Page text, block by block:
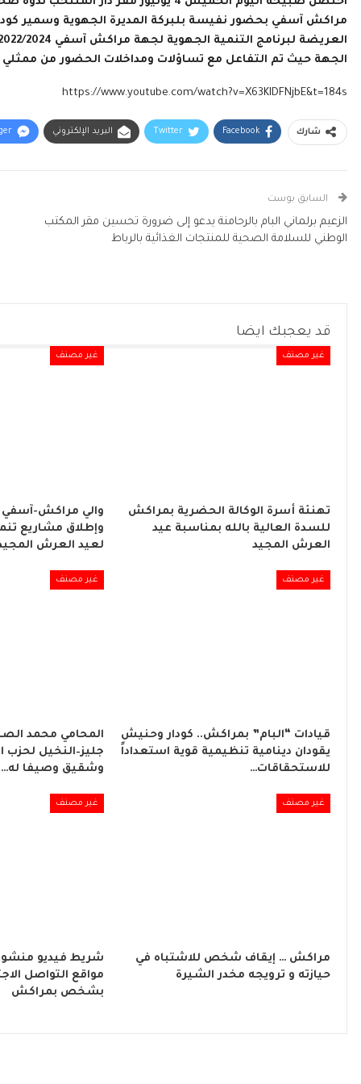
مراكش آسفي بحضور نفيسة بلبركة المديرة الجهوية وسمير
الجهة حيث تم التفاعل مع تساؤلات ومداخلات الحضور من
https://www.youtube.com/watch?v=X63KIDFNjbE&t=184s
شارك Facebook
Twitter البريد الإلكتروني
السابق بوست
الزعيم برلماني البام بالرحامنة يدعو إلى ضرورة تحسين مقر المكتب
الوطني للسلامة الصحية للمنتجات الغذائية بالرباط
قد يعجبك ايضا
غير مصنف
تهنئة أسرة الوكالة الحضرية بمراكش
للسدة العالية بالله بمناسبة عيد
العرش المجيد
غير مصنف
والي مراكش-
وإطلاق مشاريع
لعيد العرش
غير مصنف
قيادات “البام” بمراكش.. كودار وحنيش
يقودان دينامية تنظيمية قوية استعداداً
للاستحقاقات…
غير مصنف
المحامي محمد
جليز–النخيل لحزب
وشقيق وصيفا له…
غير مصنف
مراكش … إيقاف شخص للاشتباه في
حيازته و ترويجه مخدر الشيرة
غير مصنف
شريط فيديو
مواقع التواصل
بشخص بمراكش